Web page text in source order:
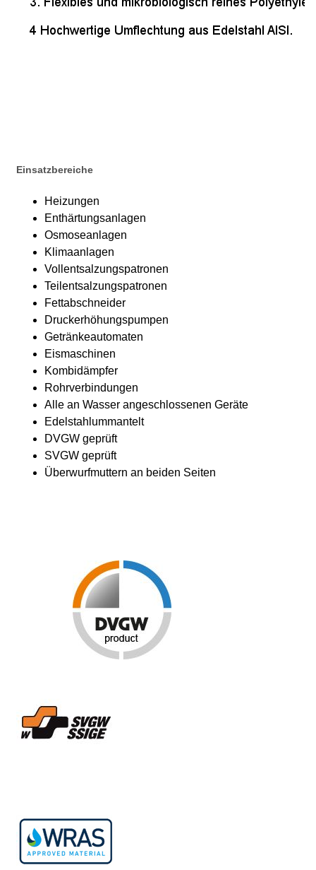
Einsatzbereiche
Heizungen
Enthärtungsanlagen
Osmoseanlagen
Klimaanlagen
Vollentsalzungspatronen
Teilentsalzungspatronen
Fettabschneider
Druckerhöhungspumpen
Getränkeautomaten
Eismaschinen
Kombidämpfer
Rohrverbindungen
Alle an Wasser angeschlossenen Geräte
Edelstahlummantelt
DVGW geprüft
SVGW geprüft
Überwurfmuttern an beiden Seiten